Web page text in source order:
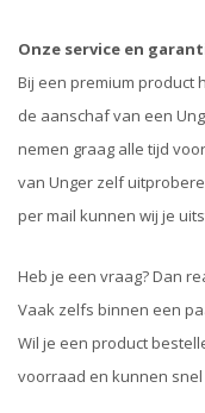
Onze service en
Bij een premium product
de aanschaf van een
nemen graag alle tijd
van Unger zelf
per mail kunnen wij je
Heb je een vraag? Dan
Vaak zelfs binnen een
Wil je een product
voorraad en kunnen